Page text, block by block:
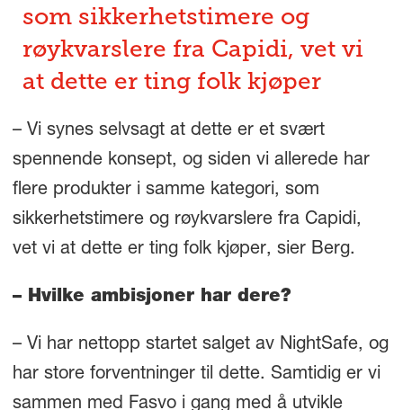
som sikkerhetstimere og
røykvarslere fra Capidi, vet vi
at dette er ting folk kjøper
– Vi synes selvsagt at dette er et svært
spennende konsept, og siden vi allerede har
flere produkter i samme kategori, som
sikkerhetstimere og røykvarslere fra Capidi,
vet vi at dette er ting folk kjøper, sier Berg.
– Hvilke ambisjoner har dere?
– Vi har nettopp startet salget av NightSafe, og
har store forventninger til dette. Samtidig er vi
sammen med Fasvo i gang med å utvikle